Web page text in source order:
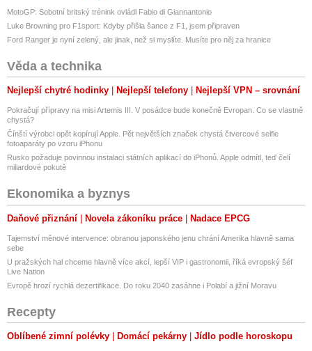
MotoGP: Sobotní britský trénink ovládl Fabio di Giannantonio
Luke Browning pro F1sport: Kdyby přišla šance z F1, jsem připraven
Ford Ranger je nyní zelený, ale jinak, než si myslíte. Musíte pro něj za hranice
Věda a technika
Nejlepší chytré hodinky Nejlepší telefony Nejlepší VPN – srovnání
Pokračují přípravy na misi Artemis III. V posádce bude konečně Evropan. Co se vlastně
chystá?
Čínští výrobci opět kopírují Apple. Pět největších značek chystá čtvercové selfie
fotoaparáty po vzoru iPhonu
Rusko požaduje povinnou instalaci státních aplikací do iPhonů. Apple odmítl, teď čelí
miliardové pokutě
Ekonomika a byznys
Daňové přiznání Novela zákoníku práce Nadace EPCG
Tajemství měnové intervence: obranou japonského jenu chrání Amerika hlavně sama
sebe
U pražských hal chceme hlavně více akcí, lepší VIP i gastronomii, říká evropský šéf
Live Nation
Evropě hrozí rychlá dezertifikace. Do roku 2040 zasáhne i Polabí a jižní Moravu
Recepty
Oblíbené zimní polévky Domácí pekárny Jídlo podle horoskopu